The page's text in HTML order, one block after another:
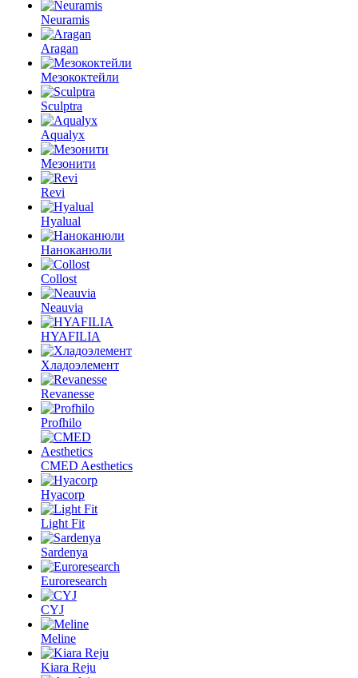
Neuramis
Aragan
Мезококтейли
Sculptra
Aqualyx
Мезонити
Revi
Hyalual
Наноканюли
Collost
Neauvia
HYAFILIA
Хладоэлемент
Revanesse
Profhilo
CMED Aesthetics
Hyacorp
Light Fit
Sardenya
Euroresearch
CYJ
Meline
Kiara Reju